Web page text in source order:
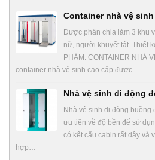
Container nhà vệ sinh
Được phân chia làm 3 khu
nữ, người khuyết tật. Thiết
PHẨM: CONTAINER NHÀ
container nhà vệ sinh cao cấp được…
Nhà vệ sinh di động
Nhà vệ sinh di động buồng
ưu tiên về độ bền để sử
có kết cấu cabin rất dầy và
hợp…